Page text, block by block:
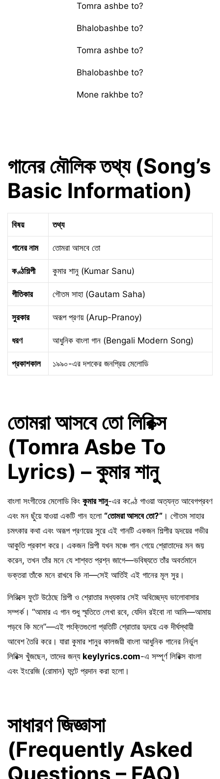
Tomra ashbe to?
Bhalobashbe to?
Tomra ashbe to?
Bhalobashbe to?
Mone rakhbe to?
গানের মৌলিক তথ্য (Song’s
Basic Information)
বিষয় তথ্য
গানের নাম তোমরা আসবে তো
কণ্ঠশিল্পী কুমার শানু (Kumar Sanu)
গীতিকার গৌতম সাহা (Gautam Saha)
সুরকার অরূপ প্রণয় (Arup-Pranoy)
ধরণ আধুনিক বাংলা গান (Bengali Modern Song)
প্রকাশকাল ১৯৯০-এর দশকের জনপ্রিয় মেলোডি
তোমরা আসবে তো লিরিক্স
(Tomra Asbe To
Lyrics) – কুমার শানু
বাংলা সংগীতের মেলোডি কিং কুমার শানু-এর কণ্ঠে গাওয়া অত্যন্ত আবেগপ্রবণ
এবং মন ছুঁয়ে যাওয়া একটি গান হলো “তোমরা আসবে তো?” । গৌতম সাহার
চমৎকার কথা এবং অরূপ প্রণয়ের সুরে এই গানটি একজন শিল্পীর হৃদয়ের গভীর
আকুতি প্রকাশ করে। একজন শিল্পী যখন মঞ্চে গান গেয়ে শ্রোতাদের মন জয়
করেন, তখন তাঁর মনে যে শাশ্বত প্রশ্ন জাগে—ভবিষ্যতে তাঁর অবর্তমানে
ভক্তরা তাঁকে মনে রাখবে কি না—সেই আর্তিই এই গানের মূল সুর।
লিরিক্সে ফুটে উঠেছে শিল্পী ও শ্রোতার মধ্যকার সেই অবিচ্ছেদ্য ভালোবাসার
সম্পর্ক। “আমার এ গান শুধু স্মৃতিতে লেখা রবে, যেদিন রইবো না আমি—আমায়
পড়বে কি মনে”—এই পংক্তিগুলো প্রতিটি শ্রোতার হৃদয়ে এক দীর্ঘস্থায়ী
আবেশ তৈরি করে। যারা কুমার শানুর কালজয়ী বাংলা আধুনিক গানের নির্ভুল
লিরিক্স খুঁজছেন, তাদের জন্য keylyrics.com-এ সম্পূর্ণ লিরিক্স বাংলা
এবং ইংরেজি (রোমান) ফন্টে প্রদান করা হলো।
সাধারণ জিজ্ঞাসা
(Frequently Asked
Questions – FAQ)